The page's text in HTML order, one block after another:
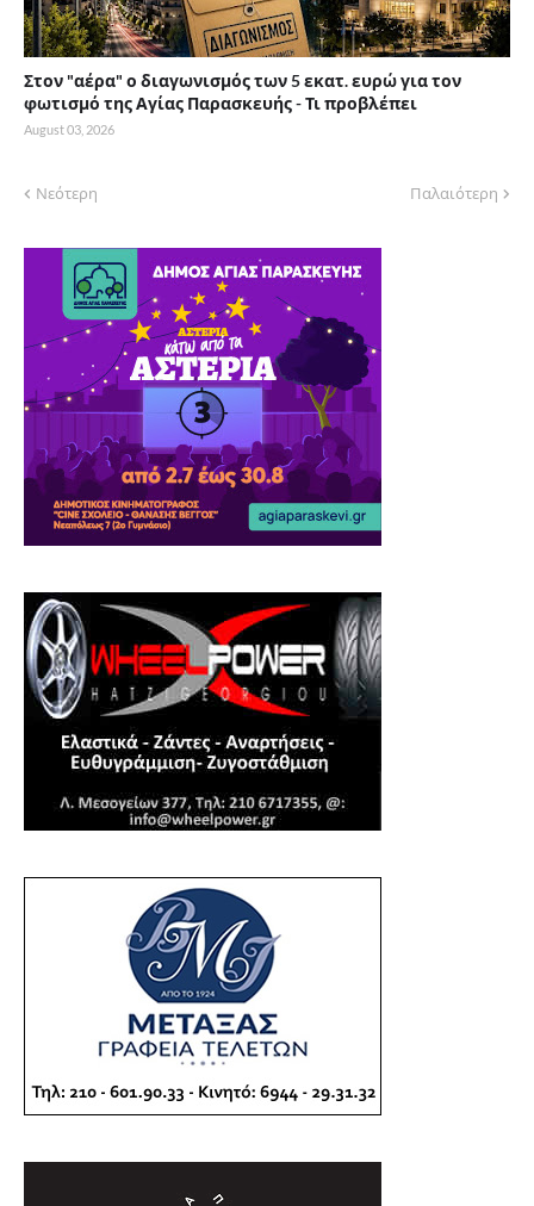
Στον "αέρα" ο διαγωνισμός των 5 εκατ. ευρώ για τον
φωτισμό της Αγίας Παρασκευής - Τι προβλέπει
August 03, 2026
Νεότερη Παλαιότερη